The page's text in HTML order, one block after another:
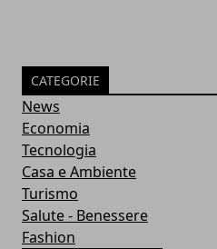
CATEGORIE
News
Economia
Tecnologia
Casa e Ambiente
Turismo
Salute - Benessere
Fashion